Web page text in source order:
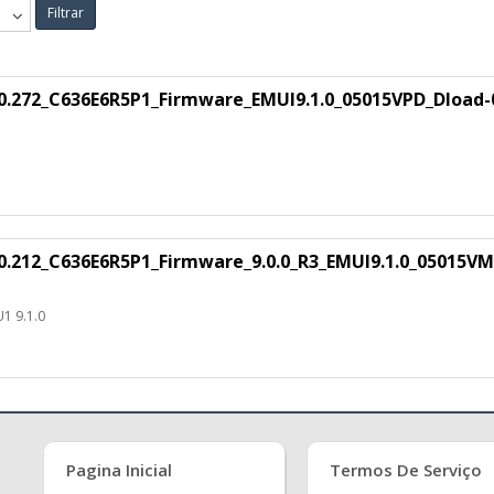
Filtrar
9.1.0
Pagina Inicial Termos De Serviço